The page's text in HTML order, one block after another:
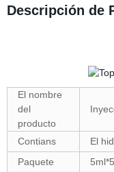
Descripción de
El nombre
del
producto
Contians
El
Paquete